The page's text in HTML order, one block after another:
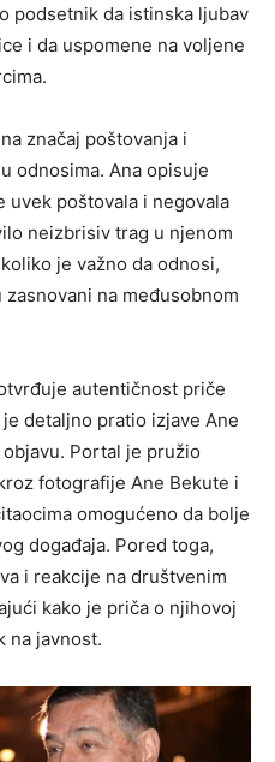
podsetnik da istinska ljubav
i da uspomene na voljene
značaj poštovanja i
odnosima. Ana opisuje
uvek poštovala i negovala
neizbrisiv trag u njenom
je važno da odnosi,
na međusobnom
autentičnost priče
je detaljno pratio izjave Ane
Portal je pružio
fotografije Ane Bekute i
omogućeno da bolje
događaja. Pored toga,
i reakcije na društvenim
kako je priča o njihovoj
na javnost.